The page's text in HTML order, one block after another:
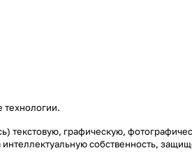
технологии.
текстовую, графическую,
собственность,